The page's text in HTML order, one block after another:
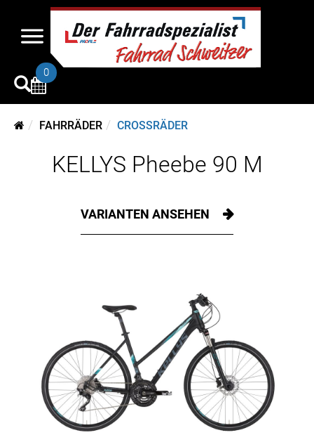
0
FAHRRÄDER CROSSRÄDER
KELLYS Pheebe 90 M
VARIANTEN ANSEHEN